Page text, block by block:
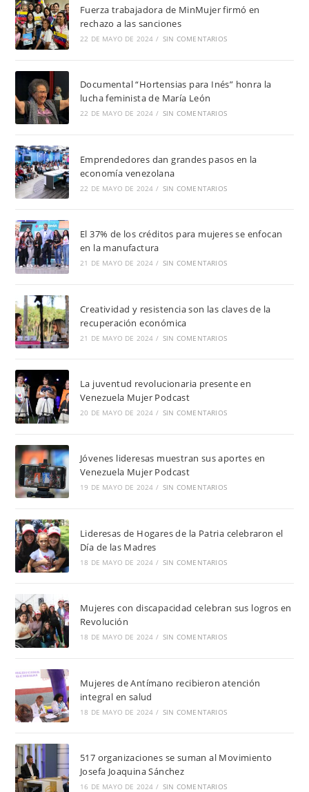
Fuerza trabajadora de MinMujer firmó en
rechazo a las sanciones
22 DE MAYO DE 2024 / SIN COMENTARIOS
Documental “Hortensias para Inés” honra la
lucha feminista de María León
22 DE MAYO DE 2024 / SIN COMENTARIOS
Emprendedores dan grandes pasos en la
economía venezolana
22 DE MAYO DE 2024 / SIN COMENTARIOS
El 37% de los créditos para mujeres se enfocan
en la manufactura
21 DE MAYO DE 2024 / SIN COMENTARIOS
Creatividad y resistencia son las claves de la
recuperación económica
21 DE MAYO DE 2024 / SIN COMENTARIOS
La juventud revolucionaria presente en
Venezuela Mujer Podcast
20 DE MAYO DE 2024 / SIN COMENTARIOS
Jóvenes lideresas muestran sus aportes en
Venezuela Mujer Podcast
19 DE MAYO DE 2024 / SIN COMENTARIOS
Lideresas de Hogares de la Patria celebraron el
Día de las Madres
18 DE MAYO DE 2024 / SIN COMENTARIOS
Mujeres con discapacidad celebran sus logros en
Revolución
18 DE MAYO DE 2024 / SIN COMENTARIOS
Mujeres de Antímano recibieron atención
integral en salud
18 DE MAYO DE 2024 / SIN COMENTARIOS
517 organizaciones se suman al Movimiento
Josefa Joaquina Sánchez
16 DE MAYO DE 2024 / SIN COMENTARIOS